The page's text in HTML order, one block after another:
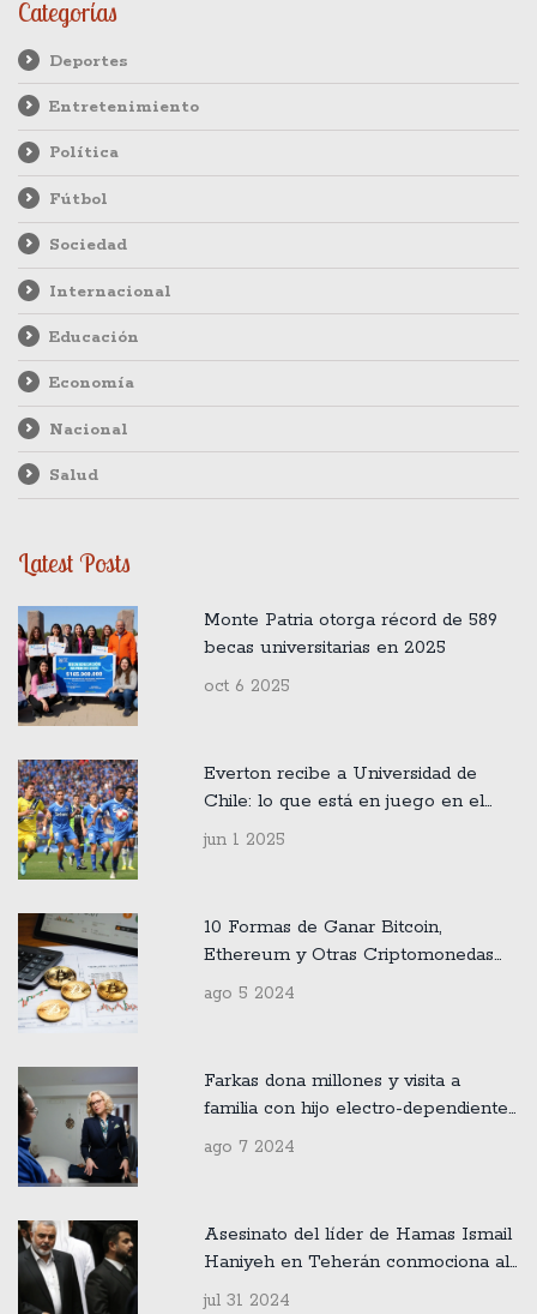
Categorías
Deportes
Entretenimiento
Política
Fútbol
Sociedad
Internacional
Educación
Economía
Nacional
Salud
Latest Posts
Monte Patria otorga récord de 589
becas universitarias en 2025
oct 6 2025
Everton recibe a Universidad de
Chile: lo que está en juego en el
duelo clave del 24 de agosto
jun 1 2025
10 Formas de Ganar Bitcoin,
Ethereum y Otras Criptomonedas
Gratis
ago 5 2024
Farkas dona millones y visita a
familia con hijo electro-dependiente
afectado por apagón
ago 7 2024
Asesinato del líder de Hamas Ismail
Haniyeh en Teherán conmociona al
Medio Oriente
jul 31 2024